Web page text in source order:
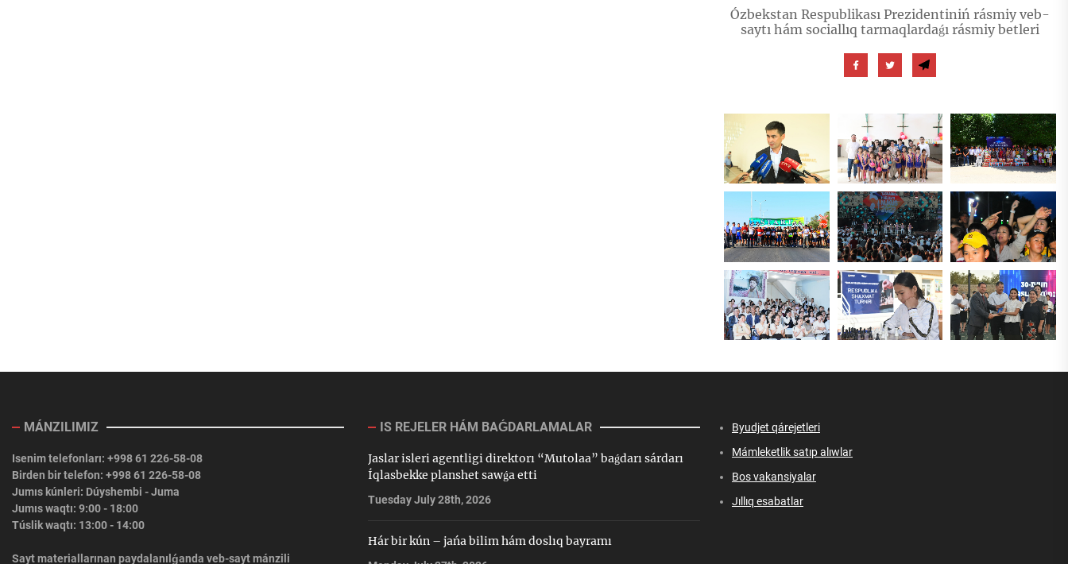
Ózbekstan Respublikası Prezidentiniń rásmiy veb-
saytı hám sociallıq tarmaqlardaǵı rásmiy betleri
MÁNZILIMIZ
Isenim telefonları: +998 61 226-58-08
Birden bir telefon: +998 61 226-58-08
Jumıs kúnleri: Dúyshembi - Juma
Jumıs waqtı: 9:00 - 18:00
Túslik waqtı: 13:00 - 14:00
Sayt materiallarınan paydalanılǵanda veb-sayt mánzili
IS REJELER HÁM BAǴDARLAMALAR
Jaslar isleri agentligi direktorı “Mutolaa” baǵdarı sárdarı
Íqlasbekke planshet sawǵa etti
Tuesday July 28th, 2026
Hár bir kún – jańa bilim hám doslıq bayramı
Byudjet qárejetleri
Mámleketlik satıp alıwlar
Bos vakansiyalar
Jıllıq esabatlar